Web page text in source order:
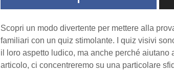
Scopri un modo divertente per mettere alla
familiari con un quiz stimolante. I quiz visivi
il loro aspetto ludico, ma anche perché aiutano
articolo, ci concentreremo su una particolare